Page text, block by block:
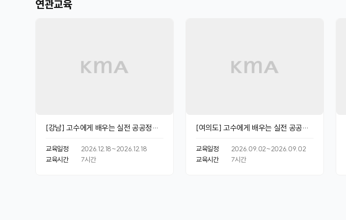
연관교육
[강남] 고수에게 배우는 실전 공공정책
교육일정
2026.12.18~2026.12.18
교육시간
7시간
[여의도] 고수에게 배우는 실전 공공정
교육일정
2026.09.02~2026.09.02
교육시간
7시간